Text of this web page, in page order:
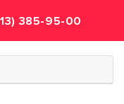
385-95-00